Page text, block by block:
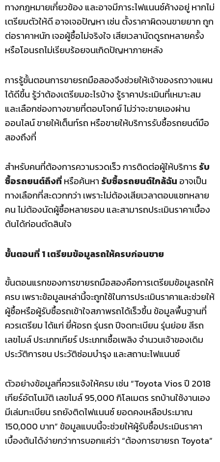
ทางกฎหมายเกี่ยวข้อง และอาจมีภาระไฟแนนซ์ค้างอยู่ หากไม่
เตรียมตัวให้ดี อาจเจอปัญหา เช่น ตั้งราคาผิดจนขายยาก ถูก
ต่อราคาหนัก เจอผู้ซื้อไม่จริงใจ เสียเวลานัดดูรถหลายครั้ง
หรือโอนรถไม่เรียบร้อยจนเกิดปัญหาภายหลัง
การรู้ขั้นตอนการขายรถมือสองจึงช่วยให้เจ้าของรถวางแผน
ได้ดีขึ้น รู้ว่าต้องเตรียมอะไรบ้าง รู้ราคาประเมินที่เหมาะสม
และเลือกช่องทางขายที่ตอบโจทย์ ไม่ว่าจะขายเองผ่าน
ออนไลน์ ขายให้เต็นท์รถ หรือขายให้บริการรับซื้อรถยนต์มือ
สองถึงที่
สำหรับคนที่ต้องการความรวดเร็ว การติดต่อผู้ให้บริการ รับ
ซื้อรถยนต์ถึงที่หรือค้นหา รับซื้อรถยนต์ใกล้ฉัน อาจเป็น
ทางเลือกที่สะดวกกว่า เพราะไม่ต้องเสียเวลาตอบแชทหลาย
คน ไม่ต้องนัดผู้ซื้อหลายรอบ และสามารถประเมินราคาเบื้อง
ต้นได้ก่อนตัดสินใจ
ขั้นตอนที่ 1 เตรียมข้อมูลรถให้ครบก่อนขาย
ขั้นตอนแรกของการขายรถมือสองคือการเตรียมข้อมูลรถให้
ครบ เพราะข้อมูลเหล่านี้จะถูกใช้ในการประเมินราคาและช่วยให้
ผู้ซื้อหรือผู้รับซื้อรถเข้าใจสภาพรถได้เร็วขึ้น ข้อมูลพื้นฐานที่
ควรเตรียม ได้แก่ ยี่ห้อรถ รุ่นรถ ปีจดทะเบียน รุ่นย่อย สีรถ
เลขไมล์ ประเภทเกียร์ ประเภทเชื้อเพลิง จำนวนเจ้าของเดิม
ประวัติการชน ประวัติซ่อมบำรุง และสถานะไฟแนนซ์
ตัวอย่างข้อมูลที่ควรแจ้งให้ครบ เช่น “Toyota Vios ปี 2018
เกียร์อัตโนมัติ เลขไมล์ 95,000 กิโลเมตร รถบ้านใช้งานเอง
มีเล่มทะเบียน รถยังติดไฟแนนซ์ ยอดคงเหลือประมาณ
150,000 บาท” ข้อมูลแบบนี้จะช่วยให้ผู้รับซื้อประเมินราคา
เบื้องต้นได้ง่ายกว่าการบอกแค่ว่า “ต้องการขายรถ Toyota”